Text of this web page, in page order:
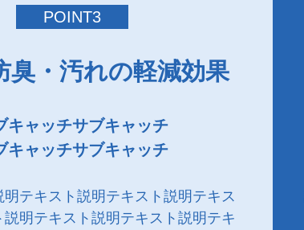
POINT3
臭・汚れの軽減効果
キャッチサブキャッチ
キャッチサブキャッチ
テキスト説明テキスト説明テキス
説明テキスト説明テキスト説明テキ